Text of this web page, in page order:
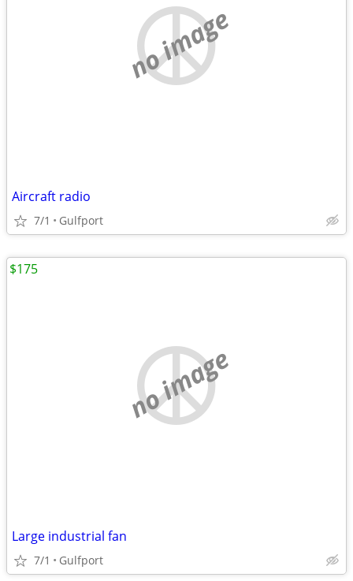
no image
Aircraft radio
7/1 Gulfport
no image
Large industrial fan
7/1 Gulfport
$175